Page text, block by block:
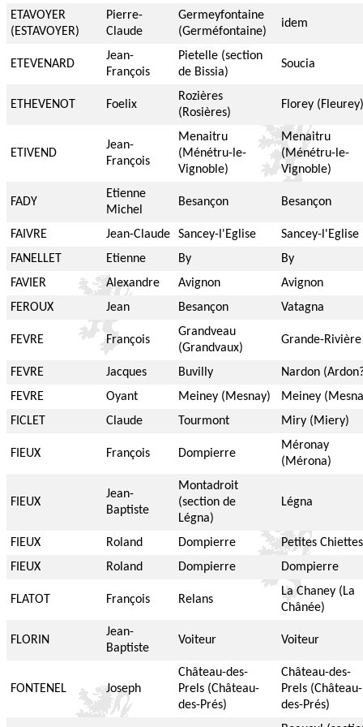
ETAVOYER
(ESTAVOYER)
Pierre-
Claude
Germeyfontaine
(Germéfontaine)
idem
ETEVENARD
Jean-
François
Pietelle (section
de Bissia)
Soucia
ETHEVENOT Foelix
Rozières
(Rosières)
Florey (Fleurey)
ETIVEND
Jean-
François
Menaitru
(Ménétru-le-
Vignoble)
Menaitru
(Ménétru-le-
Vignoble)
FADY
Etienne
Michel
Besançon Besançon
FAIVRE Jean-Claude Sancey-l'Eglise
Sancey-l'Eglise
FANELLET
Etienne By
By
FAVIER
Alexandre Avignon
Avignon
FEROUX
Jean Besançon Vatagna
FEVRE François
Grandveau
(Grandvaux)
Grande-Rivière
FEVRE Jacques Buvilly
Nardon
FEVRE
Oyant Meiney (Mesnay)
Meiney
FICLET
Claude Tourmont Miry (Miery)
FIEUX François Dompierre
Méronay
(Mérona)
FIEUX
Jean-
Baptiste
Montadroit
(section de
Légna)
Légna
FIEUX Roland Dompierre
Petites Chiettes
FIEUX
Roland Dompierre Dompierre
FLATOT François Relans
La Chaney (La
Chânée)
FLORIN
Jean-
Baptiste
Voiteur Voiteur
FONTENEL Joseph
Château-des-
Prels (Château-
des-Prés)
Château-des-
Prels (Château-
des-Prés)